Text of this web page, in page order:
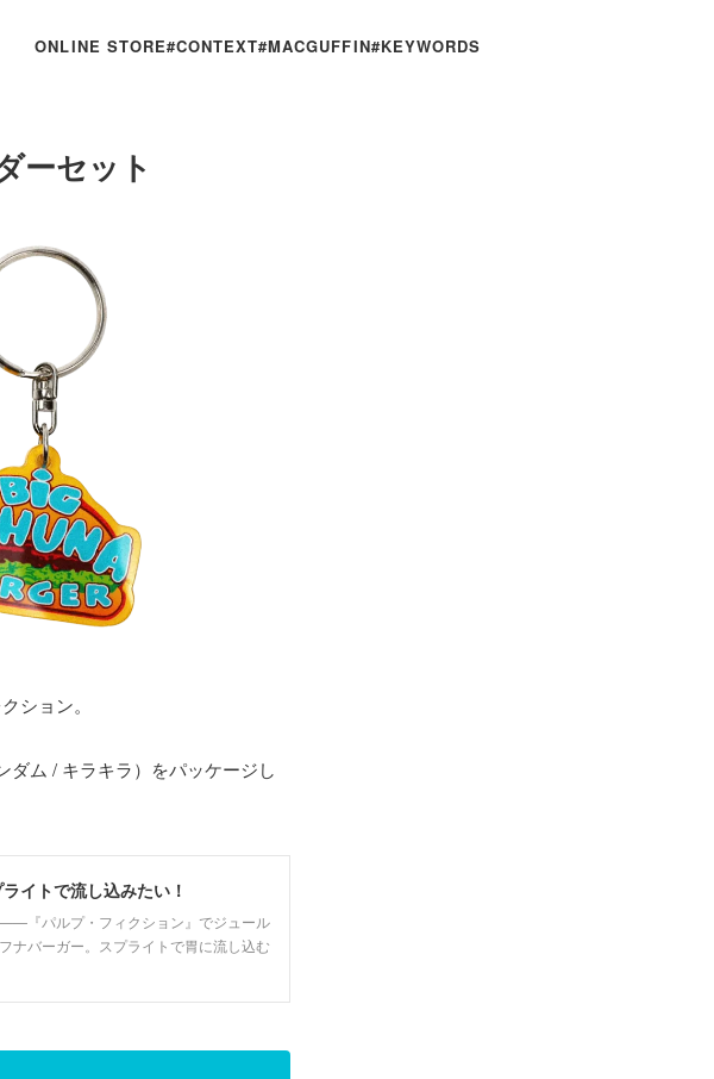
ONLINE STORE#CONTEXT#MACGUFFIN#KEYWORDS
ーセット
ション。
ダム / キラキラ）をパッケージし
イトで流し込みたい！
『パルプ・フィクション』でジュール
ナバーガー。スプライトで胃に流し込む